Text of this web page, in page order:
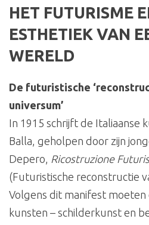
HET FUTURISME
ESTHETIEK VAN
WERELD
De futuristische
universum’
In 1915 schrijft de Italiaanse
Balla, geholpen door zijn
Depero, Ricostruzione
(Futuristische reconstructie
Volgens dit manifest
kunsten – schilderkunst en